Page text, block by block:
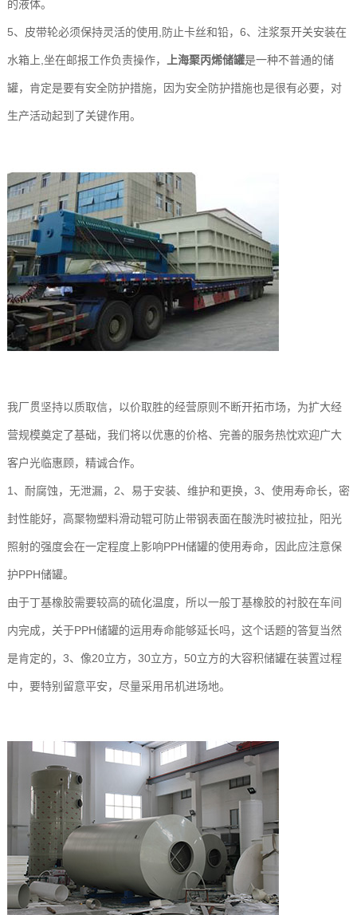
的液体。
5、皮带轮必须保持灵活的使用,防止卡丝和铅，6、注浆泵开关安装在
水箱上,坐在邮报工作负责操作， 上海聚丙烯储罐是一种不普通的储
罐，肯定是要有安全防护措施，因为安全防护措施也是很有必要，对
生产活动起到了关键作用。
我厂贯坚持以质取信，以价取胜的经营原则不断开拓市场，为扩大经
营规模奠定了基础，我们将以优惠的价格、完善的服务热忱欢迎广大
客户光临惠顾，精诚合作。
1、耐腐蚀，无泄漏，2、易于安装、维护和更换，3、使用寿命长，密
封性能好，高聚物塑料滑动辊可防止带钢表面在酸洗时被拉扯，阳光
照射的强度会在一定程度上影响PPH储罐的使用寿命，因此应注意保
护PPH储罐。
由于丁基橡胶需要较高的硫化温度，所以一般丁基橡胶的衬胶在车间
内完成，关于PPH储罐的运用寿命能够延长吗，这个话题的答复当然
是肯定的，3、像20立方，30立方，50立方的大容积储罐在装置过程
中，要特别留意平安，尽量采用吊机进场地。